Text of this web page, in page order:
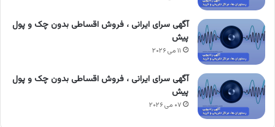
آگهی سرای ایرانی ، فروش اقساطی بدون چک و پول
پیش
۱۱ می ۲۰۲۶
آگهی سرای ایرانی ، فروش اقساطی بدون چک و پول
پیش
۰۷ می ۲۰۲۶